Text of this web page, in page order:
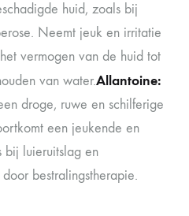
huid, zoals bij
Neemt jeuk en irritatie
vermogen van de huid tot
van water.Allantoine:
droge, ruwe en schilferige
een jeukende en
bij luieruitslag en
bestralingstherapie.